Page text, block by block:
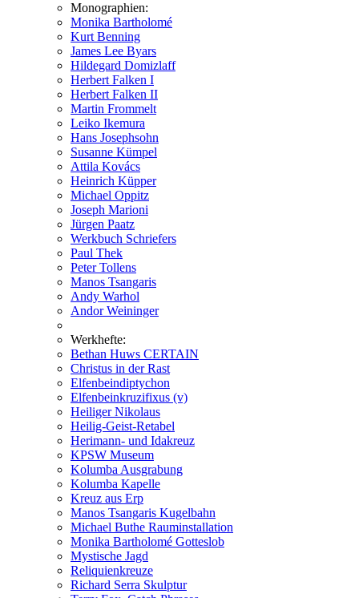
Monographien:
Monika Bartholomé
Kurt Benning
James Lee Byars
Hildegard Domizlaff
Herbert Falken I
Herbert Falken II
Martin Frommelt
Leiko Ikemura
Hans Josephsohn
Susanne Kümpel
Attila Kovács
Heinrich Küpper
Michael Oppitz
Joseph Marioni
Jürgen Paatz
Werkbuch Schriefers
Paul Thek
Peter Tollens
Manos Tsangaris
Andy Warhol
Andor Weininger
Werkhefte:
Bethan Huws CERTAIN
Christus in der Rast
Elfenbeindiptychon
Elfenbeinkruzifixus (v)
Heiliger Nikolaus
Heilig-Geist-Retabel
Herimann- und Idakreuz
KPSW Museum
Kolumba Ausgrabung
Kolumba Kapelle
Kreuz aus Erp
Manos Tsangaris Kugelbahn
Michael Buthe Rauminstallation
Monika Bartholomé Gotteslob
Mystische Jagd
Reliquienkreuze
Richard Serra Skulptur